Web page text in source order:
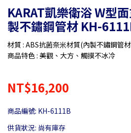
KARAT凱樂衛浴 W型
製不鏽鋼管材 KH-
材質 : ABS抗菌奈米材質(內製不鏽鋼管
商品特色 : 美觀、大方、觸摸不冰冷
NT$16,200
商品編號: KH-6111B
供貨狀況: 尚有庫存